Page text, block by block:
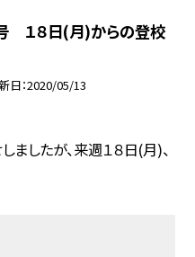
１８日(月)からの登校
日 2020/05/13
したが、来週１８日(月)、